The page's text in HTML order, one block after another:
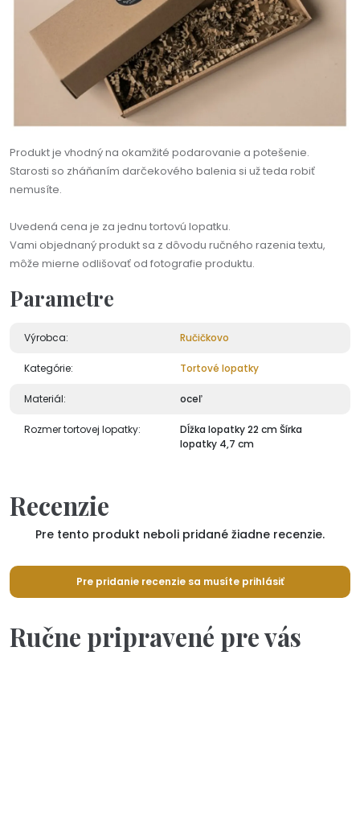
Produkt je vhodný na okamžité podarovanie a potešenie.
Starosti so zháňaním darčekového balenia si už teda robiť
nemusíte.
Uvedená cena je za jednu tortovú lopatku.
Vami objednaný produkt sa z dôvodu ručného razenia textu,
môže mierne odlišovať od fotografie produktu.
Parametre
Výrobca: Ručičkovo
Kategórie: Tortové lopatky
Materiál: oceľ
Rozmer tortovej lopatky:
Dĺžka lopatky 22 cm Šírka
lopatky 4,7 cm
Recenzie
Pre tento produkt neboli pridané žiadne recenzie.
Pre pridanie recenzie sa musíte prihlásiť
Ručne pripravené pre vás